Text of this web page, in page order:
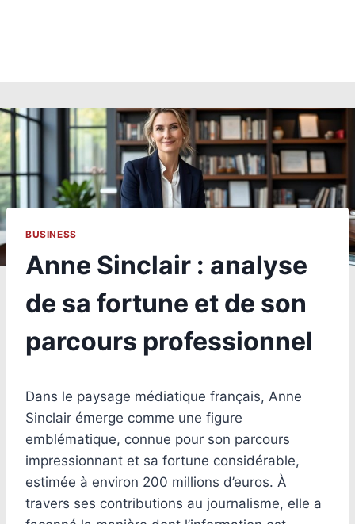
BUSINESS
Anne Sinclair : analyse
de sa fortune et de son
parcours professionnel
Dans le paysage médiatique français, Anne
Sinclair émerge comme une figure
emblématique, connue pour son parcours
impressionnant et sa fortune considérable,
estimée à environ 200 millions d’euros. À
travers ses contributions au journalisme, elle a